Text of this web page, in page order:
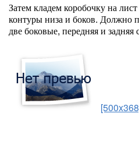
Затем кладем коробочку на
контуры низа и боков. Должно
две боковые, передняя и задняя